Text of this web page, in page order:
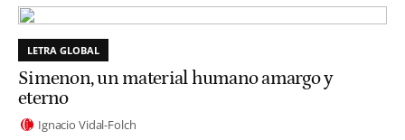
LETRA GLOBAL
Simenon, un material humano amargo y
eterno
Ignacio Vidal-Folch